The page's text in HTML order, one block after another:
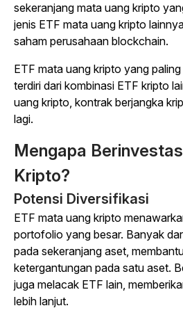
sekeranjang mata uang kripto
jenis ETF mata uang kripto
saham perusahaan blockchain.
ETF mata uang kripto yang
terdiri dari kombinasi ETF kripto
uang kripto, kontrak berjangka
lagi.
Mengapa
Kripto?
Potensi Diversifikasi
ETF mata uang kripto
portofolio yang besar. Banyak
pada sekeranjang aset,
ketergantungan pada satu aset.
juga melacak ETF lain,
lebih lanjut.